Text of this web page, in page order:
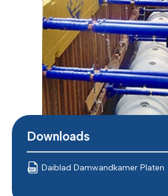
Downloads
Daiblad Damwandkamer Platen